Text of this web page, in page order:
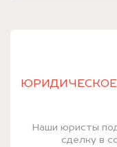
Наши юристы
сделку в